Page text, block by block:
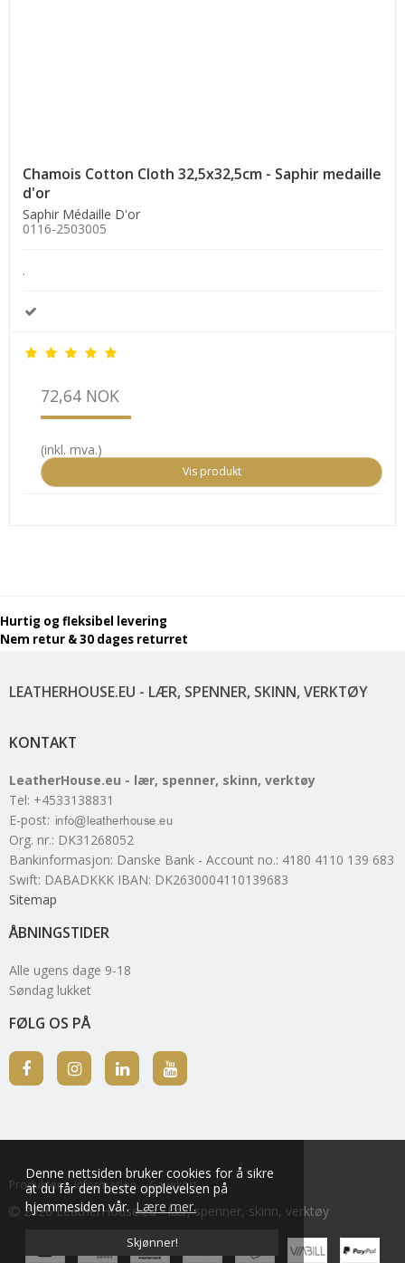
Denne nettsiden bruker cookies for å sikre
at du får den beste opplevelsen på
hjemmesiden vår. Lære mer.
Skjønner!
Chamois Cotton Cloth 32,5x32,5cm - Saphir medaille
d'or
Saphir Médaille D'or
0116-2503005
.
72,64 NOK
(inkl. mva.)
Vis produkt
LEATHERHOUSE.EU - LÆR, SPENNER, SKINN, VERKTØY
KONTAKT
LeatherHouse.eu - lær, spenner, skinn, verktøy
Tel: +4533138831
E-post:
Org. nr.: DK31268052
Bankinformasjon: Danske Bank - Account no.: 4180 4110 139 683
Swift: DABADKKK IBAN: DK2630004110139683
Sitemap
ÅBNINGSTIDER
Alle ugens dage 9-18
Søndag lukket
FØLG OS PÅ
Produkter Informasjon Gavekort
2026 LeatherHouse.eu - lær, spenner, skinn, verktøy
Hurtig og fleksibel levering
Nem retur & 30 dages returret